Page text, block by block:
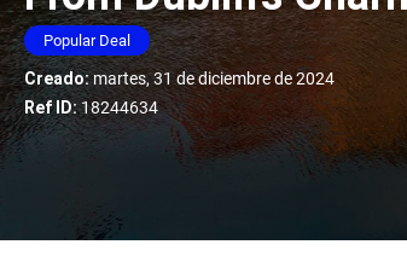
Popular Deal
Creado:martes, 31 de diciembre de 2024
Ref ID:18244634